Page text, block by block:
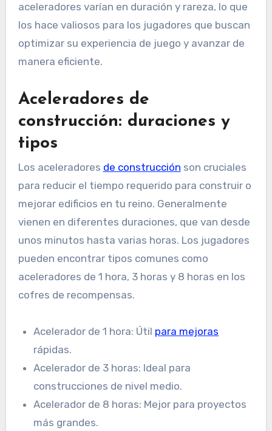
aceleradores varían en duración y rareza, lo que
los hace valiosos para los jugadores que buscan
optimizar su experiencia de juego y avanzar de
manera eficiente.
Aceleradores de
construcción: duraciones y
tipos
Los aceleradores de construcción son cruciales
para reducir el tiempo requerido para construir o
mejorar edificios en tu reino. Generalmente
vienen en diferentes duraciones, que van desde
unos minutos hasta varias horas. Los jugadores
pueden encontrar tipos comunes como
aceleradores de 1 hora, 3 horas y 8 horas en los
cofres de recompensas.
Acelerador de 1 hora: Útil para mejoras
rápidas.
Acelerador de 3 horas: Ideal para
construcciones de nivel medio.
Acelerador de 8 horas: Mejor para proyectos
más grandes.